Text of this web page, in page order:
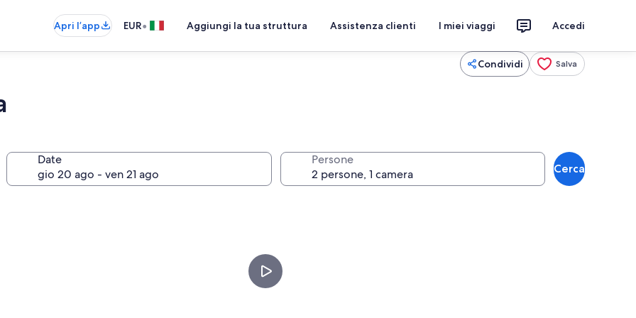
Apri l’app EUR• Aggiungi la tua struttura Assistenza clienti I miei viaggi Accedi
Condividi Salva
Date Persone
Cerca